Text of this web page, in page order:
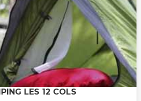
LES 12 COLS